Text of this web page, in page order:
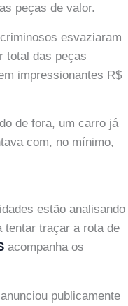
peças de valor.
esvaziaram
total das peças
impressionantes R$
de fora, um carro já
com, no mínimo,
estão analisando
tentar traçar a rota de
acompanha os
publicamente